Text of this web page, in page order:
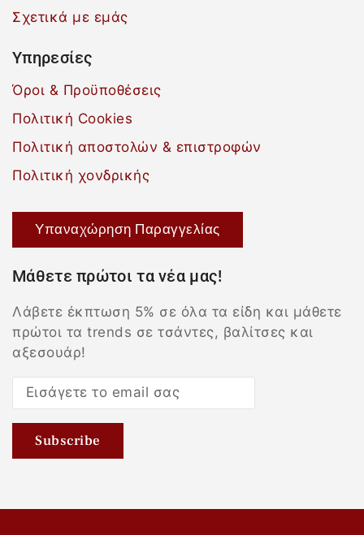
Σχετικά με εμάς
Υπηρεσίες
Όροι & Προϋποθέσεις
Πολιτική Cookies
Πολιτική αποστολών & επιστροφών
Πολιτική χονδρικής
Υπαναχώρηση Παραγγελίας
Μάθετε πρώτοι τα νέα μας!
Λάβετε έκπτωση 5% σε όλα τα είδη και μάθετε
πρώτοι τα trends σε τσάντες, βαλίτσες και
αξεσουάρ!